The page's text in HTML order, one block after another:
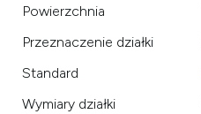
Powierzchnia
Przeznaczenie działki
Standard
Wymiary działki